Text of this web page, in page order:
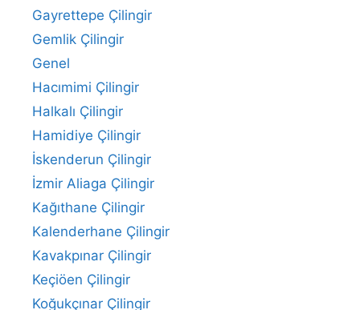
Gayrettepe Çilingir
Gemlik Çilingir
Genel
Hacımimi Çilingir
Halkalı Çilingir
Hamidiye Çilingir
İskenderun Çilingir
İzmir Aliaga Çilingir
Kağıthane Çilingir
Kalenderhane Çilingir
Kavakpınar Çilingir
Keçiöen Çilingir
Koğukçınar Çilingir